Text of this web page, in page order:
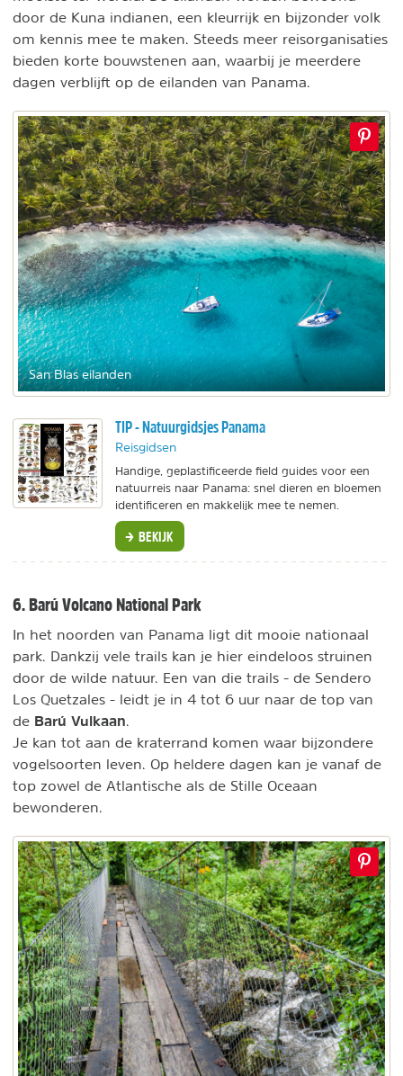
door de Kuna indianen, een kleurrijk en bijzonder volk
om kennis mee te maken. Steeds meer reisorganisaties
bieden korte bouwstenen aan, waarbij je meerdere
dagen verblijft op de eilanden van Panama.
San Blas eilanden
TIP - Natuurgidsjes Panama
Reisgidsen
Handige, geplastificeerde field guides voor een
natuurreis naar Panama: snel dieren en bloemen
identificeren en makkelijk mee te nemen.
BEKIJK
6. Barú Volcano National Park
In het noorden van Panama ligt dit mooie nationaal
park. Dankzij vele trails kan je hier eindeloos struinen
door de wilde natuur. Een van die trails - de Sendero
Los Quetzales - leidt je in 4 tot 6 uur naar de top van
de Barú Vulkaan.
Je kan tot aan de kraterrand komen waar bijzondere
vogelsoorten leven. Op heldere dagen kan je vanaf de
top zowel de Atlantische als de Stille Oceaan
bewonderen.